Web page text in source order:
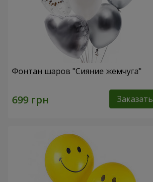
Фонтан шаров "Сияние жемчуга"
Заказать